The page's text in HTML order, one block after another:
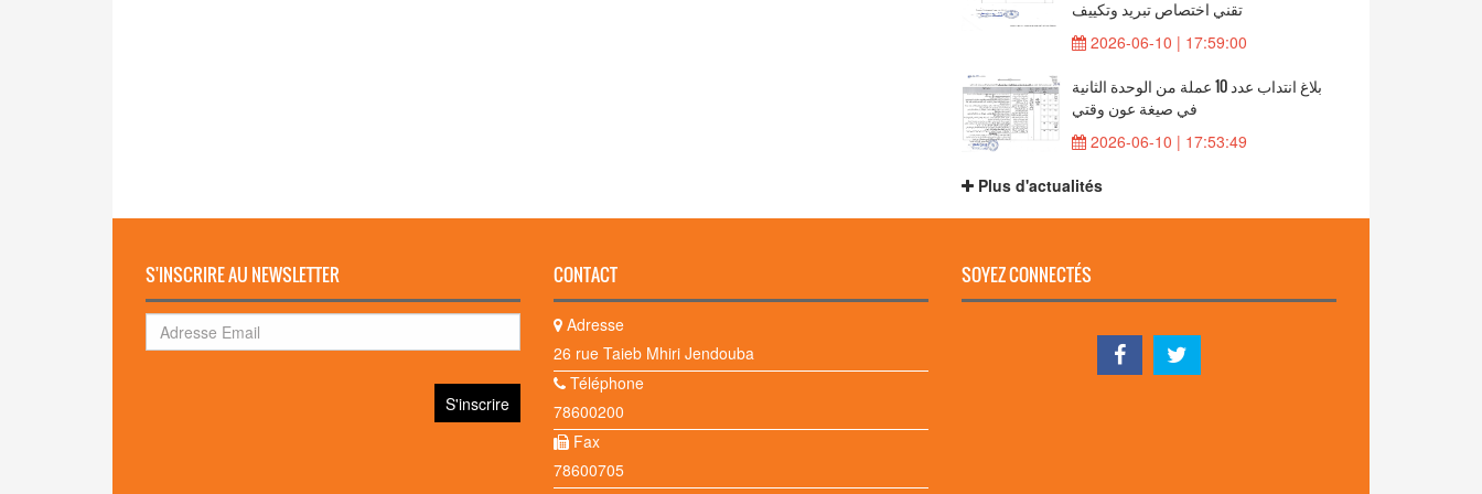
تقني اختصاص تبريد وتكييف
2026-06-10 | 17:59:00
بلاغ انتداب عدد 10 عملة من الوحدة الثانية
في صيغة عون وقتي
2026-06-10 | 17:53:49
Plus d'actualités
S'INSCRIRE AU NEWSLETTER CONTACT
Adresse
26 rue Taieb Mhiri Jendouba
Téléphone
78600200
Fax
78600705
SOYEZ CONNECTÉS